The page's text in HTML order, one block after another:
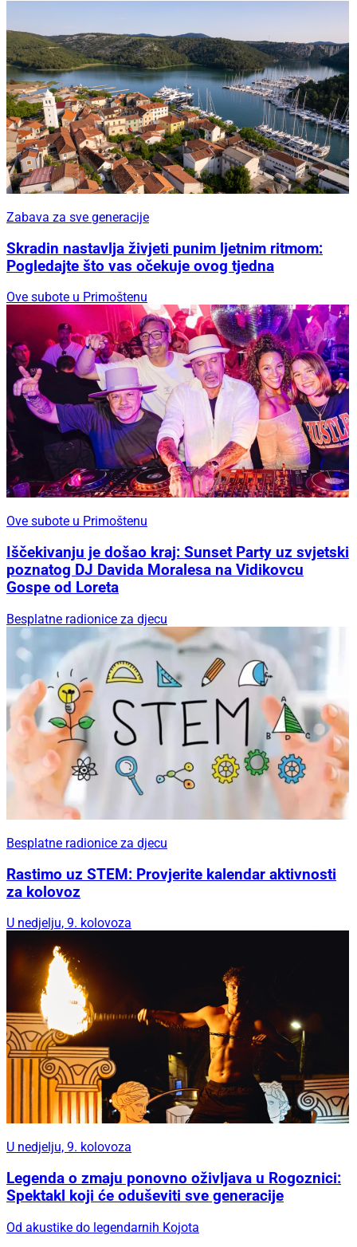
Zabava za sve generacije
Skradin nastavlja živjeti punim ljetnim ritmom:
Pogledajte što vas očekuje ovog tjedna
Ove subote u Primoštenu
Ove subote u Primoštenu
Iščekivanju je došao kraj: Sunset Party uz svjetski
poznatog DJ Davida Moralesa na Vidikovcu
Gospe od Loreta
Besplatne radionice za djecu
Besplatne radionice za djecu
Rastimo uz STEM: Provjerite kalendar aktivnosti
za kolovoz
U nedjelju, 9. kolovoza
U nedjelju, 9. kolovoza
Legenda o zmaju ponovno oživljava u Rogoznici:
Spektakl koji će oduševiti sve generacije
Od akustike do legendarnih Kojota